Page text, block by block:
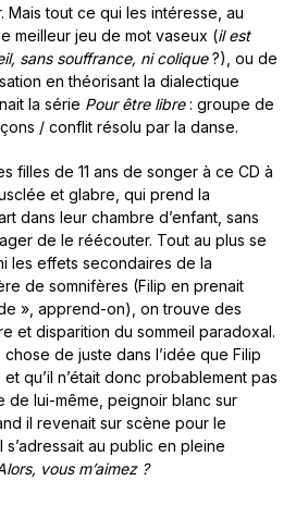
Mais tout ce qui les intéresse, au
meilleur jeu de mot vaseux (il est
sans souffrance, ni colique?), ou de
en théorisant la dialectique
la série Pour être libre: groupe de
/ conflit résolu par la danse.
filles de 11 ans de songer à ce CD à
et glabre, qui prend la
dans leur chambre d’enfant, sans
de le réécouter. Tout au plus se
les effets secondaires de la
de somnifères (Filip en prenait
», apprend-on), on trouve des
et disparition du sommeil paradoxal.
de juste dans l’idée que Filip
qu’il n’était donc probablement pas
de lui-même, peignoir blanc sur
il revenait sur scène pour le
au public en pleine
vous m’aimez ?